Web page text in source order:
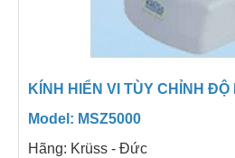
KÍNH HIỂN VI TÙY CHỈNH ĐỘ
Model: MSZ5000
Hãng: Krüss - Đức